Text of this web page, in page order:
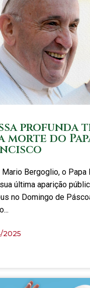
profunda
morte do
Bergoglio, o Papa
última aparição
no Domingo de
2025